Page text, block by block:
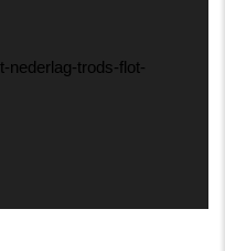
nederlag-trods-flot-